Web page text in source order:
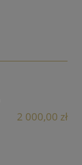
2 000,00 zł